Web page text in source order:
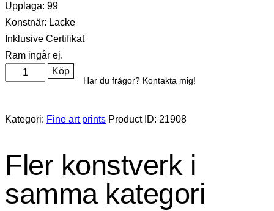
Upplaga: 99
Konstnär: Lacke
Inklusive Certifikat
Ram ingår ej.
Köp
Har du frågor? Kontakta mig!
Kategori: Fine art prints Product ID: 21908
Fler konstverk i
samma kategori